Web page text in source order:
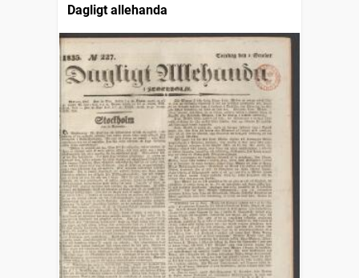
Dagligt allehanda